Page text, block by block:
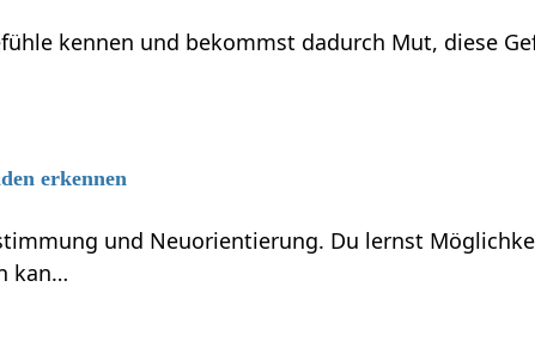
kennen und bekommst dadurch Mut, diese
erkennen
und Neuorientierung. Du lernst
kan…